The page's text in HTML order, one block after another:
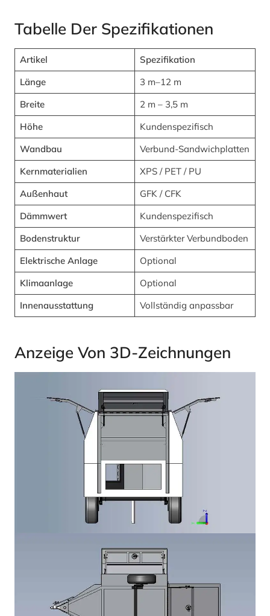
Tabelle Der Spezifikationen
Artikel
Spezifikation
Länge
3 m–12 m
Breite
2 m – 3,5 m
Höhe
Kundenspezifisch
Wandbau
Verbund-Sandwichplatten
Kernmaterialien
XPS / PET / PU
Außenhaut
GFK / CFK
Dämmwert
Kundenspezifisch
Bodenstruktur
Verstärkter Verbundboden
Elektrische Anlage
Optional
Klimaanlage
Optional
Innenausstattung
Vollständig anpassbar
Anzeige Von 3D-Zeichnungen